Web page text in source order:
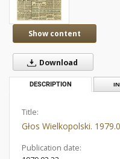
Show content
Download
DESCRIPTION
Title:
Głos Wielkopolski.
Publication date: